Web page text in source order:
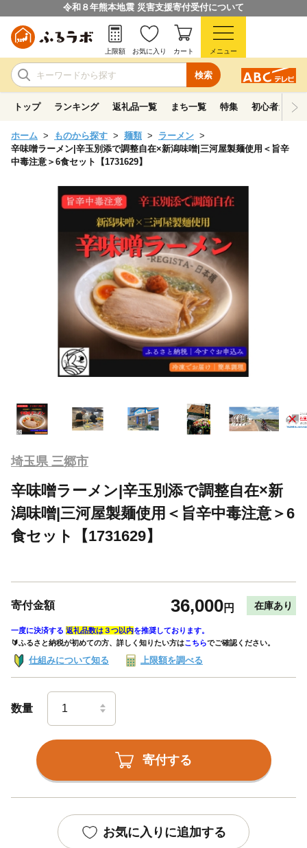
令和８年熊本地震 災害支援寄付受付について
検索
上限額 お気に入り カート メニュー
トップ ランキング 返礼品一覧 まち一覧 特集 初心者ガイド
ホーム ものから探す 麺類
ラーメン
辛味噌ラーメン|辛玉別添で調整自在×新潟味噌|三河屋製麺使用＜旨辛
中毒注意＞6食セット【1731629】
埼玉県 三郷市
辛味噌ラーメン|辛玉別添で調整自在×新
潟味噌|三河屋製麺使用＜旨辛中毒注意＞6
食セット【1731629】
寄付金額 36,000円 在庫あり
一度に決済する 返礼品数は３つ以内を推奨しております。
🔰ふるさと納税が初めての方、詳しく知りたい方はこちらでご確認ください。
仕組みについて知る 上限額を調べる
数量
寄付する
お気に入りに追加する